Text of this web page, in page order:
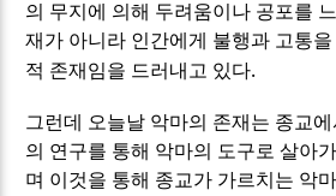
의 무지에 의해 두려움이나 공포를
재가 아니라 인간에게 불행과 고통
적 존재임을 드러내고 있다.
그런데 오늘날 악마의 존재는 종교
의 연구를 통해 악마의 도구로 살아
며 이것을 통해 종교가 가르치는 악